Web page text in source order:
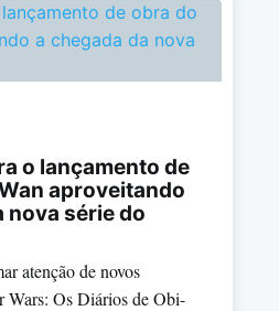
o lançamento de
aproveitando
nova série do
atenção de novos
Wars: Os Diários de Obi-